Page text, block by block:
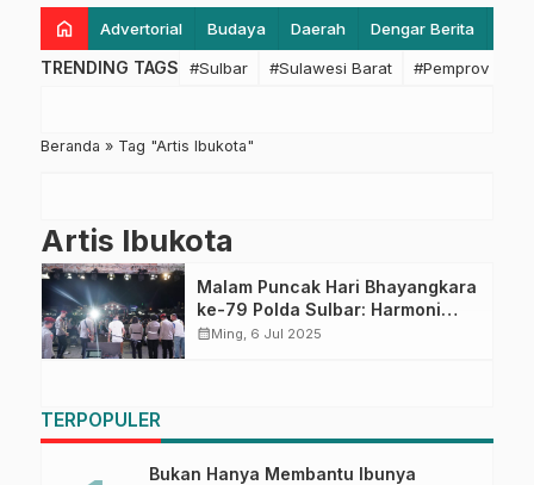
home Advertorial Budaya Daerah Dengar Berita
TRENDING TAGS #Sulbar #Sulawesi Barat #Pemprov
Beranda » Tag "Artis Ibukota"
Artis Ibukota
Malam Puncak Hari Bhayangkara
ke-79 Polda Sulbar: Harmoni
Hiburan, Alam, dan Kebersamaan
calendar_monthMing, 6 Jul 2025
TERPOPULER
Bukan Hanya Membantu Ibunya